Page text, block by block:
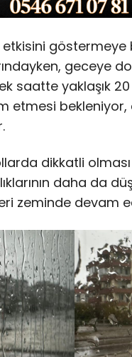
göstermeye
geceye
saatte yaklaşık 20
etmesi
dikkatli
daha da
zeminde devam